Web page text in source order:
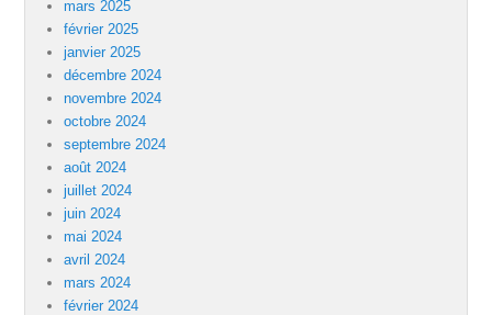
mars 2025
février 2025
janvier 2025
décembre 2024
novembre 2024
octobre 2024
septembre 2024
août 2024
juillet 2024
juin 2024
mai 2024
avril 2024
mars 2024
février 2024